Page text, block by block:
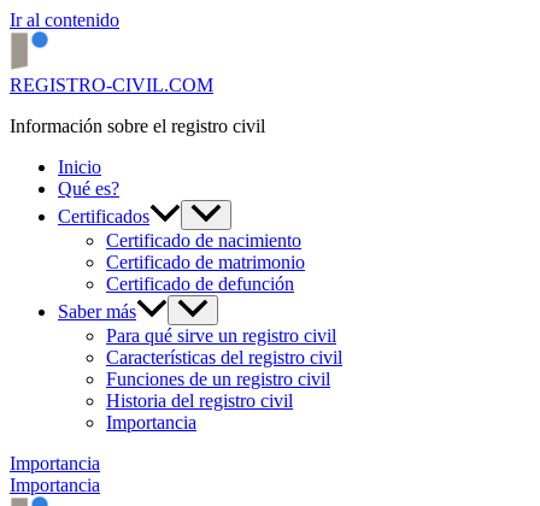
Ir al contenido
REGISTRO-CIVIL.COM
Información sobre el registro civil
Inicio
Qué es?
Certificados
Certificado de nacimiento
Certificado de matrimonio
Certificado de defunción
Saber más
Para qué sirve un registro civil
Características del registro civil
Funciones de un registro civil
Historia del registro civil
Importancia
Importancia
Importancia